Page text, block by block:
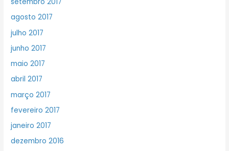
agosto 2017
julho 2017
junho 2017
maio 2017
abril 2017
março 2017
fevereiro 2017
janeiro 2017
dezembro 2016